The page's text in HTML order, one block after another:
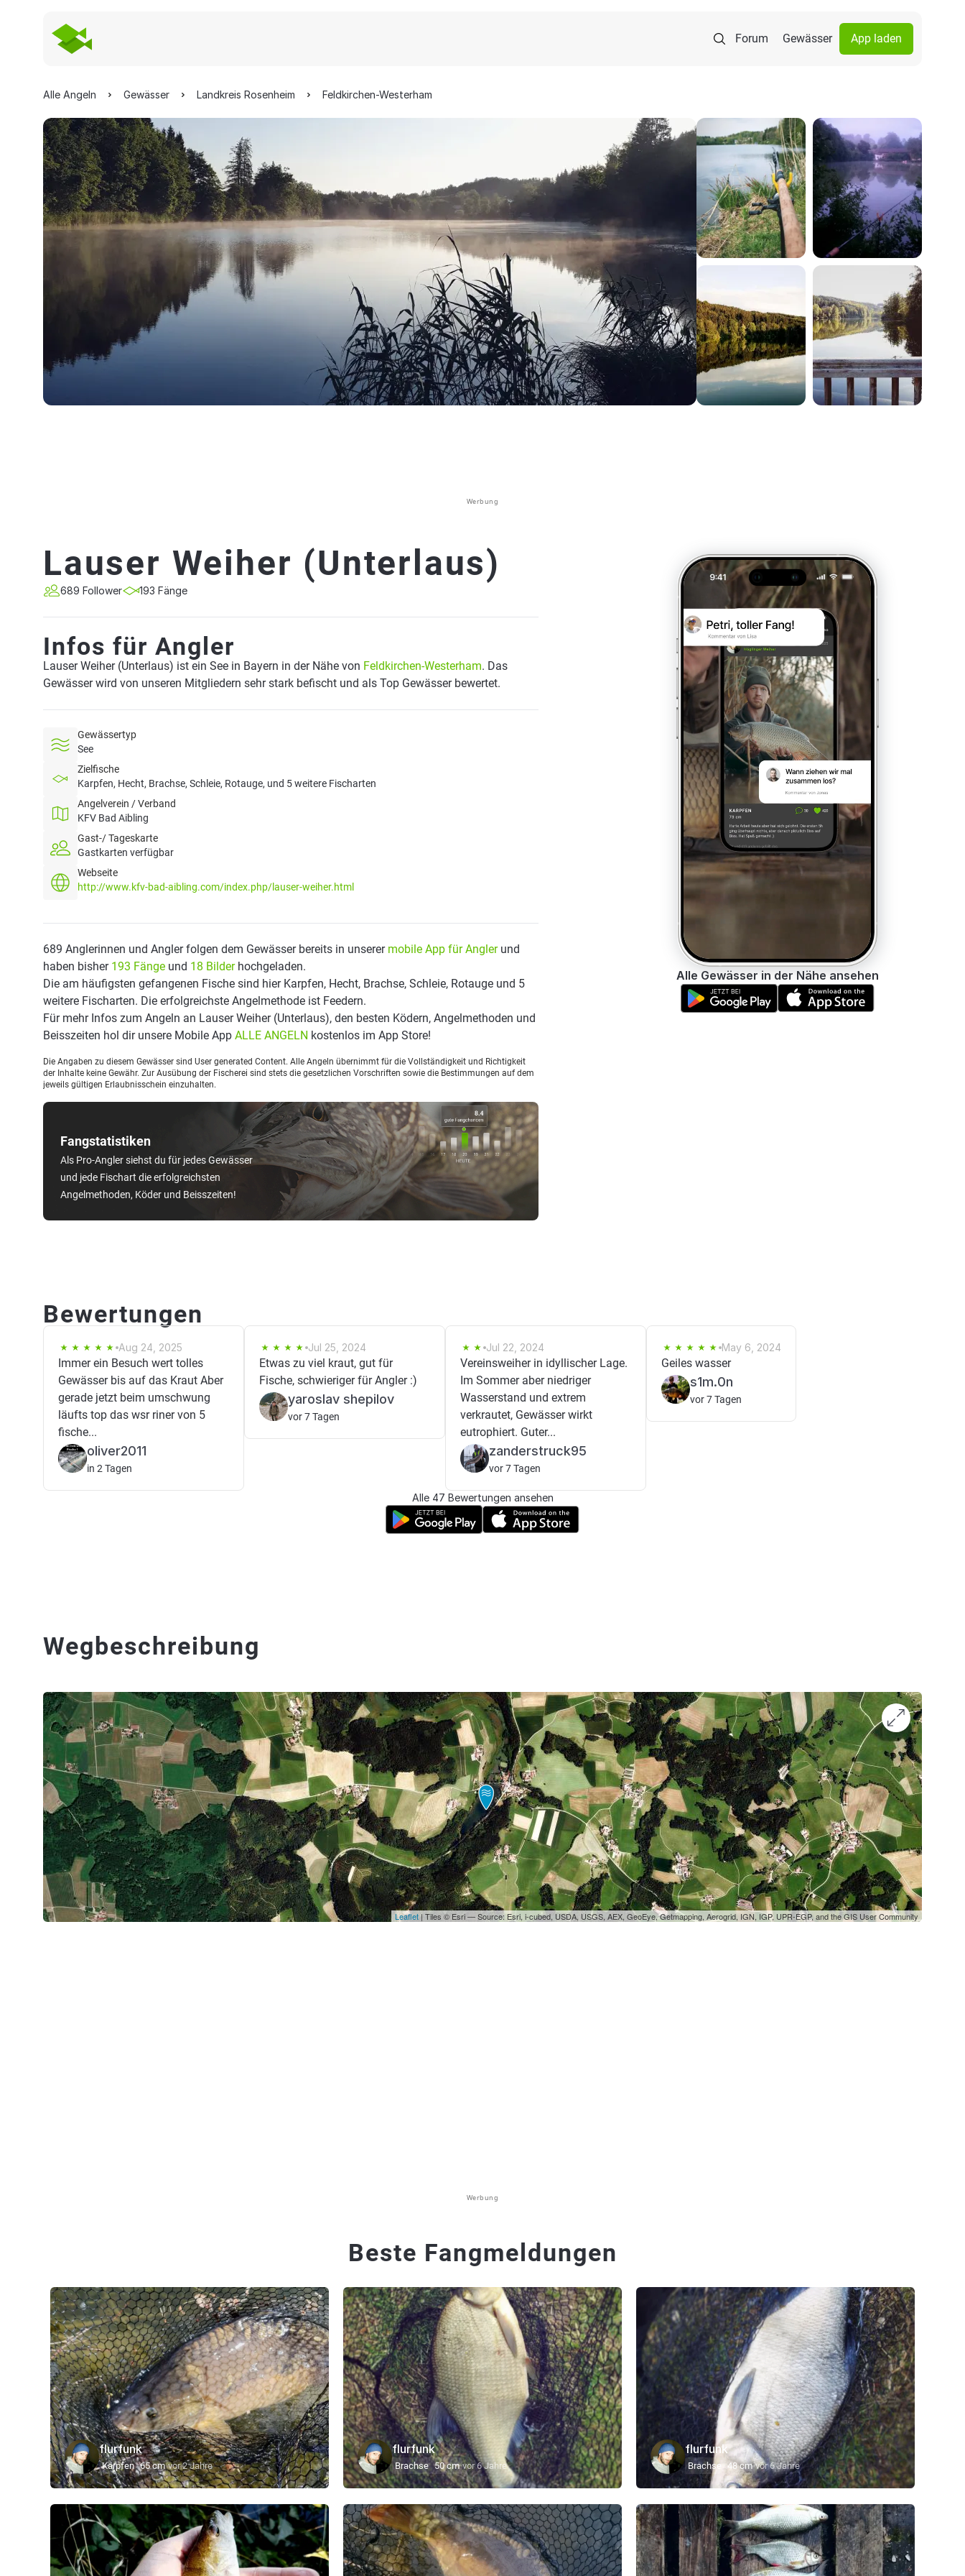
Forum Gewässer App laden
Alle Angeln Gewässer Landkreis Rosenheim Feldkirchen-Westerham
Werbung
Lauser Weiher (Unterlaus)
689 Follower 193 Fänge
Infos für Angler
Lauser Weiher (Unterlaus) ist ein See in Bayern in der Nähe von Feldkirchen-Westerham. Das
Gewässer wird von unseren Mitgliedern sehr stark befischt und als Top Gewässer bewertet.
Gewässertyp
See
Zielfische
Karpfen, Hecht, Brachse, Schleie, Rotauge, und 5 weitere Fischarten
Angelverein / Verband
KFV Bad Aibling
Gast-/ Tageskarte
Gastkarten verfügbar
Webseite
http://www.kfv-bad-aibling.com/index.php/lauser-weiher.html
Fangstatistiken
Als Pro-Angler siehst du für jedes Gewässer
und jede Fischart die erfolgreichsten
Angelmethoden, Köder und Beisszeiten!
689 Anglerinnen und Angler folgen dem Gewässer bereits in unserer mobile App für Anglerund
haben bisher 193 Fänge und 18 Bilderhochgeladen.
Die am häufigsten gefangenen Fische sind hier Karpfen, Hecht, Brachse, Schleie, Rotauge und 5
weitere Fischarten. Die erfolgreichste Angelmethode ist Feedern.
Für mehr Infos zum Angeln an Lauser Weiher (Unterlaus), den besten Ködern, Angelmethoden und
Beisszeiten hol dir unsere Mobile App ALLE ANGELN kostenlos im App Store!
Die Angaben zu diesem Gewässer sind User generated Content. Alle Angeln übernimmt für die Vollständigkeit und Richtigkeit
der Inhalte keine Gewähr. Zur Ausübung der Fischerei sind stets die gesetzlichen Vorschriften sowie die Bestimmungen auf dem
jeweils gültigen Erlaubnisschein einzuhalten.
Alle Gewässer in der Nähe ansehen
Bewertungen
Aug 24, 2025
Immer ein Besuch wert tolles
Gewässer bis auf das Kraut Aber
gerade jetzt beim umschwung
läufts top das wsr riner von 5
fische...
oliver2011
in 2 Tagen
Jul 25, 2024
Etwas zu viel kraut, gut für
Fische, schwieriger für Angler :)
yaroslav shepilov
vor 7 Tagen
Jul 22, 2024
Vereinsweiher in idyllischer Lage.
Im Sommer aber niedriger
Wasserstand und extrem
verkrautet, Gewässer wirkt
eutrophiert. Guter...
zanderstruck95
vor 7 Tagen
May 6, 2024
Geiles wasser
s1m.0n
vor 7 Tagen
Alle 47 Bewertungen ansehen
Wegbeschreibung
Leaflet| Tiles © Esri — Source: Esri, i-cubed, USDA, USGS, AEX, GeoEye, Getmapping, Aerogrid, IGN, IGP, UPR-EGP, and the GIS User Community
Werbung
Beste Fangmeldungen
flurfunk
Karpfen 65 cm vor 2 Jahre
flurfunk
Brachse 50 cm vor 6 Jahre
flurfunk
Brachse 48 cm vor 6 Jahre